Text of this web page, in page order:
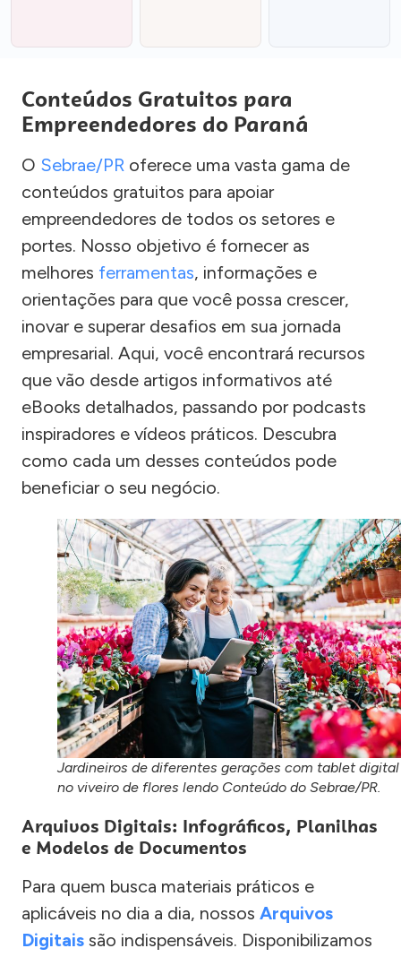
Conteúdos Gratuitos para
Empreendedores do Paraná
O Sebrae/PR oferece uma vasta gama de
conteúdos gratuitos para apoiar
empreendedores de todos os setores e
portes. Nosso objetivo é fornecer as
melhores ferramentas, informações e
orientações para que você possa crescer,
inovar e superar desafios em sua jornada
empresarial. Aqui, você encontrará recursos
que vão desde artigos informativos até
eBooks detalhados, passando por podcasts
inspiradores e vídeos práticos. Descubra
como cada um desses conteúdos pode
beneficiar o seu negócio.
Jardineiros de diferentes gerações com tablet digital
no viveiro de flores lendo Conteúdo do Sebrae/PR.
Arquivos Digitais: Infográficos, Planilhas
e Modelos de Documentos
Para quem busca materiais práticos e
aplicáveis no dia a dia, nossos Arquivos
Digitais são indispensáveis. Disponibilizamos